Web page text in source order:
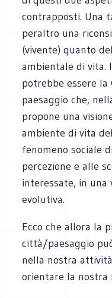
contrapposti. Una
peraltro una
(vivente) quanto
ambientale di vita.
potrebbe essere la
paesaggio che,
propone una
ambiente di vita
fenomeno sociale
percezione e alle
interessate, in una
evolutiva.
Ecco che allora la
città/paesaggio
nella nostra
orientare la nostra